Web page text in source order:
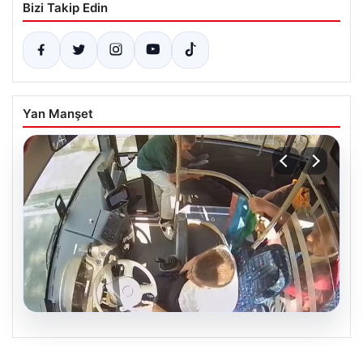
Bizi Takip Edin
Yan Manşet